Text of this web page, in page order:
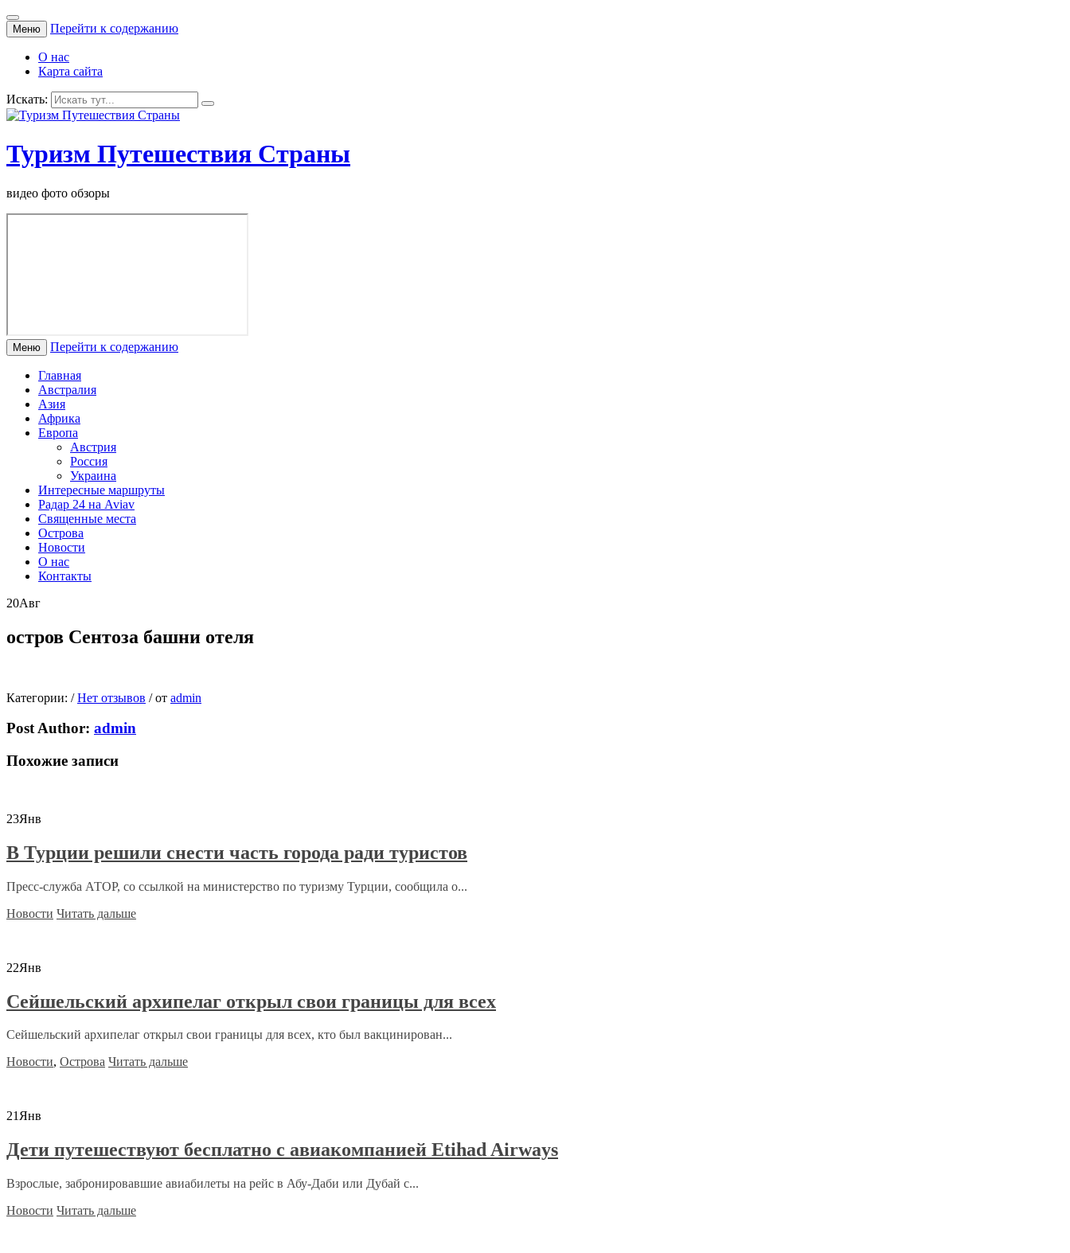
Меню Перейти к содержанию
О нас
Карта сайта
Искать:
Туризм Путешествия Страны
видео фото обзоры
Меню Перейти к содержанию
Главная
Австралия
Азия
Африка
Европа
Австрия
Россия
Украина
Интересные маршруты
Радар 24 на Aviav
Священные места
Острова
Новости
О нас
Контакты
20Авг
остров Сентоза башни отеля
Категории: / Нет отзывов /от admin
Post Author: admin
Похожие записи
23Янв
В Турции решили снести часть города ради туристов
Пресс-служба АТОР, со ссылкой на министерство по туризму Турции, сообщила о...
Новости Читать дальше
22Янв
Сейшельский архипелаг открыл свои границы для всех
Сейшельский архипелаг открыл свои границы для всех, кто был вакцинирован...
Новости, Острова Читать дальше
21Янв
Дети путешествуют бесплатно с авиакомпанией Etihad Airways
Взрослые, забронировавшие авиабилеты на рейс в Абу-Даби или Дубай с...
Новости Читать дальше